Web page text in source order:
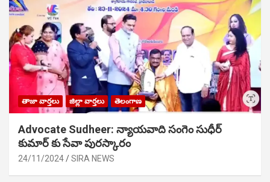
తాజా వార్తలు జిల్లా వార్తలు తెలంగాణ
Advocate Sudheer: న్యాయవాది సంగెం సుధీర్
కుమార్ కు సేవా పురస్కారం
24/11/2024 SIRA NEWS